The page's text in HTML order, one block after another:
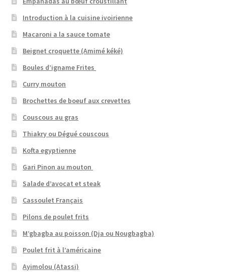
Introduction à la cuisine ivoirienne
Macaroni a la sauce tomate
Beignet croquette (Amimé kéké)
Boules d’igname Frites
Curry mouton
Brochettes de boeuf aux crevettes
Couscous au gras
Thiakry ou Dégué couscous
Kofta egyptienne
Gari Pinon au mouton
Salade d’avocat et steak
Cassoulet Français
Pilons de poulet frits
M’gbagba au poisson (Dja ou Nougbagba)
Poulet frit à l’américaine
Ayimolou (Atassi)